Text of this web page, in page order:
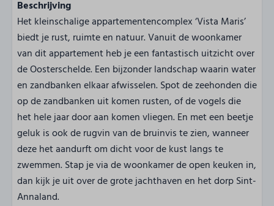
Beschrijving
Het kleinschalige appartementencomplex ‘Vista Maris’
biedt je rust, ruimte en natuur. Vanuit de woonkamer
van dit appartement heb je een fantastisch uitzicht over
de Oosterschelde. Een bijzonder landschap waarin water
en zandbanken elkaar afwisselen. Spot de zeehonden die
op de zandbanken uit komen rusten, of de vogels die
het hele jaar door aan komen vliegen. En met een beetje
geluk is ook de rugvin van de bruinvis te zien, wanneer
deze het aandurft om dicht voor de kust langs te
zwemmen. Stap je via de woonkamer de open keuken in,
dan kijk je uit over de grote jachthaven en het dorp Sint-
Annaland.